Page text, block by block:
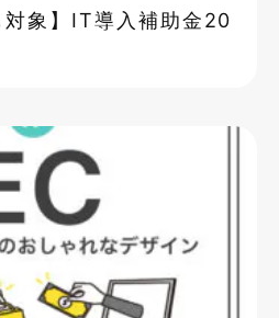
対象】IT導入補助金20